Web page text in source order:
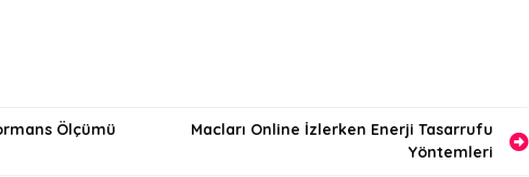
Ölçümü
Macları Online İzlerken Enerji Tasarrufu
Yöntemleri